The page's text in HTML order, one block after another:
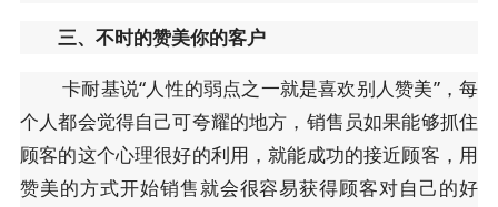
三、不时的赞美你的客户
卡耐基说“人性的弱点之一就是喜欢别人赞美”，每
个人都会觉得自己可夸耀的地方，销售员如果能够抓住
顾客的这个心理很好的利用，就能成功的接近顾客，用
赞美的方式开始销售就会很容易获得顾客对自己的好